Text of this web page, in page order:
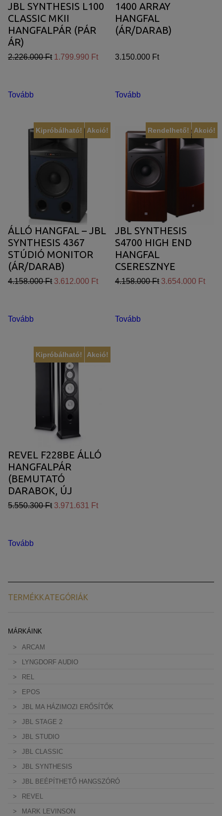
JBL SYNTHESIS L100
CLASSIC MKII
HANGFALPÁR (PÁR
ÁR)
2.226.000 Ft 1.799.990 Ft
Tovább
1400 ARRAY
HANGFAL
(ÁR/DARAB)
3.150.000 Ft
Tovább
Akció!
Kipróbálható!
ÁLLÓ HANGFAL – JBL
SYNTHESIS 4367
STÚDIÓ MONITOR
(ÁR/DARAB)
4.158.000 Ft 3.612.000 Ft
Tovább
Akció!
Rendelhető!
JBL SYNTHESIS
S4700 HIGH END
HANGFAL
CSERESZNYE
FURNÉR
4.158.000 Ft 3.654.000 Ft
Tovább
Akció!
Kipróbálható!
REVEL F228BE ÁLLÓ
HANGFALPÁR
(BEMUTATÓ
DARABOK, ÚJ
FEKETE SZÍNBEN)
5.550.300 Ft 3.971.631 Ft
Tovább
TERMÉKKATEGÓRIÁK
MÁRKÁINK
ARCAM
LYNGDORF AUDIO
REL
EPOS
JBL MA HÁZIMOZI ERŐSÍTŐK
JBL STAGE 2
JBL STUDIO
JBL CLASSIC
JBL SYNTHESIS
JBL BEÉPÍTHETŐ HANGSZÓRÓ
REVEL
MARK LEVINSON